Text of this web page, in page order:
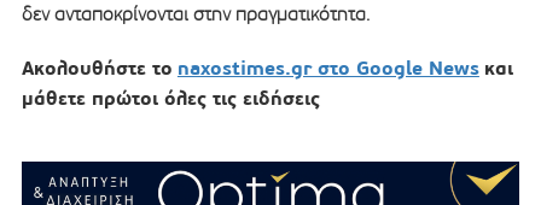
δεν ανταποκρίνονται στην πραγματικότητα.
Ακολουθήστε το naxostimes.gr στο Google News και
μάθετε πρώτοι όλες τις ειδήσεις